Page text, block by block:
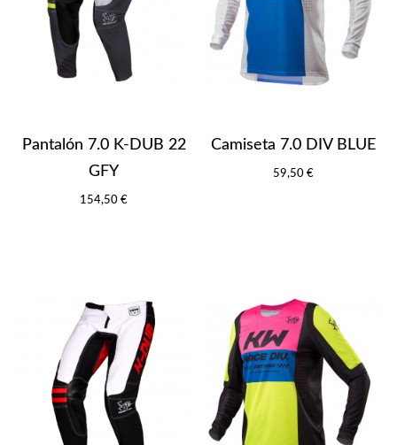
Pantalón 7.0 K-DUB 22
GFY
154,50 €
Camiseta 7.0 DIV BLUE
59,50 €